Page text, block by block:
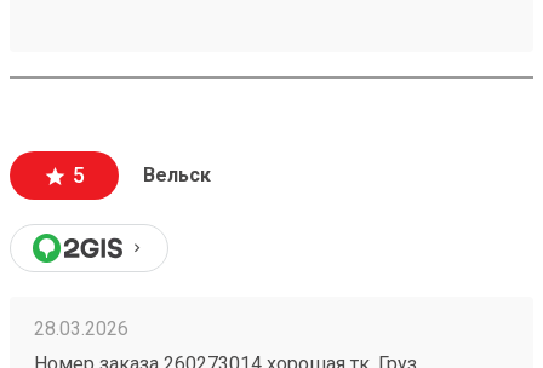
доставки и из чего. Даже есть телеграмм бот, что
поддержку, моментально ответили, менеджер
отредактировала заказ и все. Все супер
5 Вельск
28.03.2026